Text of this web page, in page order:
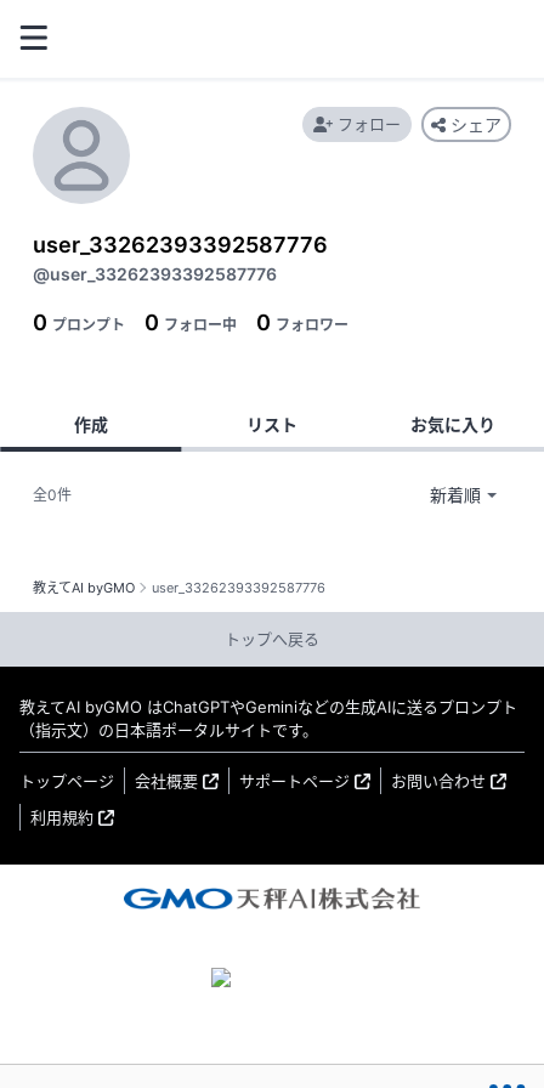
教えてAI byGMO user_33262393392587776
user_33262393392587776
@user_33262393392587776
0 プロンプト 0 フォロー中 0 フォロワー
フォロー シェア
作成 リスト お気に入り
全0件
トップへ戻る
教えてAI byGMO はChatGPTやGeminiなどの生成AIに送るプロンプト
（指示文）の日本語ポータルサイトです。
トップページ 会社概要 サポートページ
お問い合わせ
利用規約